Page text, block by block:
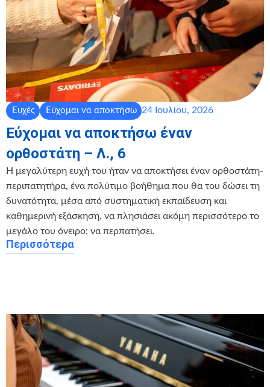
Ευχές Εύχομαι να αποκτήσω 24 Ιουλίου, 2026
Εύχομαι να αποκτήσω έναν
ορθοστάτη – Λ., 6
Η μεγαλύτερη ευχή του ήταν να αποκτήσει έναν ορθοστάτη-
περιπατητήρα, ένα πολύτιμο βοήθημα που θα του δώσει τη
δυνατότητα, μέσα από συστηματική εκπαίδευση και
καθημερινή εξάσκηση, να πλησιάσει ακόμη περισσότερο το
μεγάλο του όνειρο: να περπατήσει.
Περισσότερα